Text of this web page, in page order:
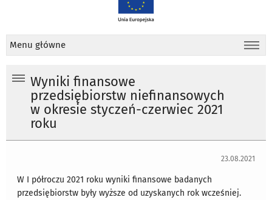
Menu główne
Wyniki finansowe
przedsiębiorstw niefinansowych
w okresie styczeń-czerwiec 2021
roku
23.08.2021
W I półroczu 2021 roku wyniki finansowe badanych
przedsiębiorstw były wyższe od uzyskanych rok wcześniej.